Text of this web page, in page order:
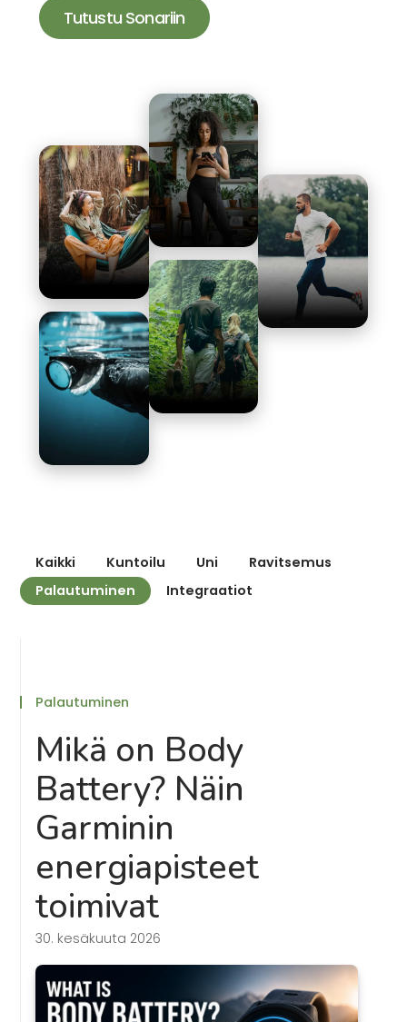
Tutustu Sonariin
Kaikki Kuntoilu Uni
Ravitsemus
Palautuminen
Integraatiot
Palautuminen
Mikä on Body
Battery? Näin
Garminin
energiapisteet
toimivat
30. kesäkuuta 2026